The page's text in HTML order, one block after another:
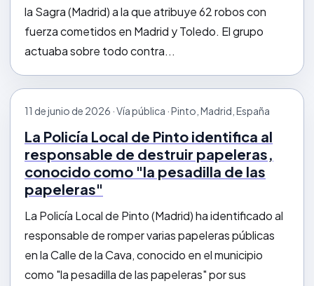
la Sagra (Madrid) a la que atribuye 62 robos con
fuerza cometidos en Madrid y Toledo. El grupo
actuaba sobre todo contra...
11 de junio de 2026 · Vía pública · Pinto, Madrid, España
La Policía Local de Pinto identifica al
responsable de destruir papeleras,
conocido como "la pesadilla de las
papeleras"
La Policía Local de Pinto (Madrid) ha identificado al
responsable de romper varias papeleras públicas
en la Calle de la Cava, conocido en el municipio
como "la pesadilla de las papeleras" por sus